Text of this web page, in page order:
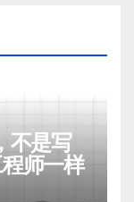
是写
师一样